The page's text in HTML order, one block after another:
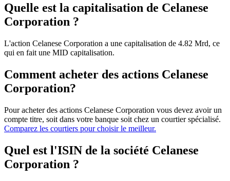
Quelle est la capitalisation de Celanese
Corporation ?
L'action Celanese Corporation a une capitalisation de 4.82 Mrd, ce
qui en fait une MID capitalisation.
Comment acheter des actions Celanese
Corporation?
Pour acheter des actions Celanese Corporation vous devez avoir un
compte titre, soit dans votre banque soit chez un courtier spécialisé.
Comparez les courtiers pour choisir le meilleur.
Quel est l'ISIN de la société Celanese
Corporation ?